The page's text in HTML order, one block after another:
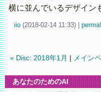
横に並んでいるデザイン
iio (2018-02-14 11:33)
« Disc: 2018年1月 メイン
あなたのためのAI